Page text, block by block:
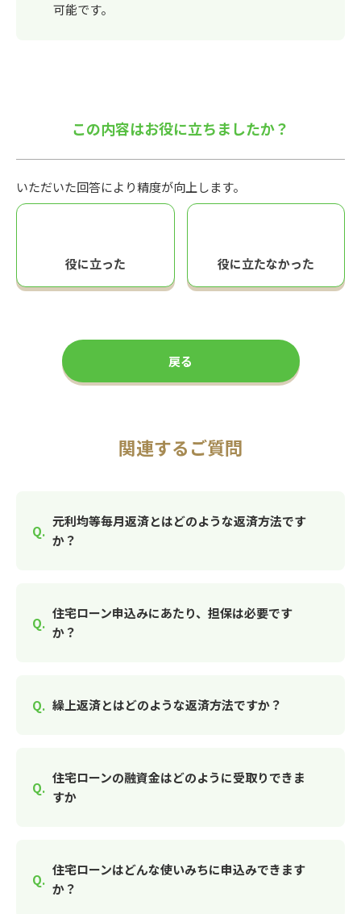
可能です。
この内容はお役に立ちましたか？
いただいた回答により精度が向上します。
役に立った 役に立たなかった
戻る
関連するご質問
元利均等毎月返済とはどのような返済方法です
か？
住宅ローン申込みにあたり、担保は必要です
か？
繰上返済とはどのような返済方法ですか？
住宅ローンの融資金はどのように受取りできま
すか
住宅ローンはどんな使いみちに申込みできます
か？